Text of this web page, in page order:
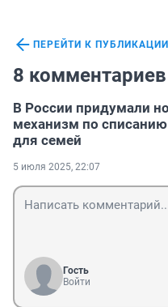
ПЕРЕЙТИ К ПУБЛИКАЦИИ
8
В России придумали
механизм по
для семей
5 июля 2025, 22:07
Гость
Войти